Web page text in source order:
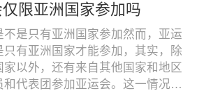
限亚洲国家参加吗
不是只有亚洲国家参加然而，亚运
只有亚洲国家才能参加，其实，除
家以外，还有来自其他国家和地区
和代表团参加亚运会。这一情况源